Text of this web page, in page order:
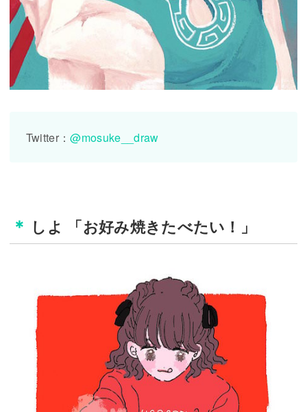
Twitter：@mosuke__draw